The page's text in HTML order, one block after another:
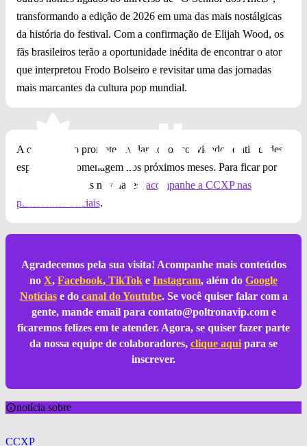
transformando a edição de 2026 em uma das mais nostálgicas
da história do festival. Com a confirmação de Elijah Wood, os
fãs brasileiros terão a oportunidade inédita de encontrar o ator
que interpretou Frodo Bolseiro e revisitar uma das jornadas
mais marcantes da cultura pop mundial.
A organização promete revelar novos convidados e atividades
especiais da homenagem nos próximos meses. Para ficar por
dentro de todas as novidades, acompanhe a CCXP nas
plataformas oficiais.
Agradecemos pela sua visita! Acompanhe mais conteúdos
no X, Facebook, TikTok e Instagram, além do Google
Notíciase docanal do Youtube. Se você quiser falar com a
gente, mande email para contato@poltronavip.come
ficaremos felizes em te atender. Agora, se quiser fazer parte
da nossa equipe de colaboradores, clique aqui para se
inscrever.
notícia sobre
CCXP